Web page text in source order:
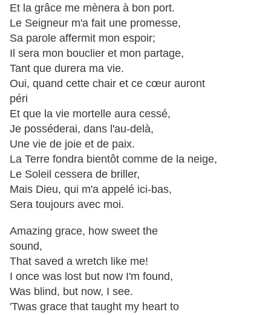
Et la grâce me mènera à bon port.
Le Seigneur m'a fait une promesse,
Sa parole affermit mon espoir;
Il sera mon bouclier et mon partage,
Tant que durera ma vie.
Oui, quand cette chair et ce cœur auront
péri
Et que la vie mortelle aura cessé,
Je posséderai, dans l'au-delà,
Une vie de joie et de paix.
La Terre fondra bientôt comme de la neige,
Le Soleil cessera de briller,
Mais Dieu, qui m'a appelé ici-bas,
Sera toujours avec moi.
Amazing grace, how sweet the
sound,
That saved a wretch like me!
I once was lost but now I'm found,
Was blind, but now, I see.
'Twas grace that taught my heart to